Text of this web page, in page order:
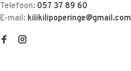
Telefoon: 057 37 89 60
E-mail: kilikilipoperinge@gmail.com